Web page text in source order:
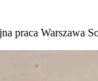
praca Warszawa